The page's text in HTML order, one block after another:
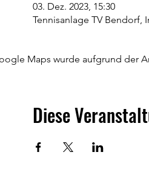
03. Dez. 2023, 15:30
Tennisanlage TV Bendorf,
Maps wurde aufgrund der
Diese